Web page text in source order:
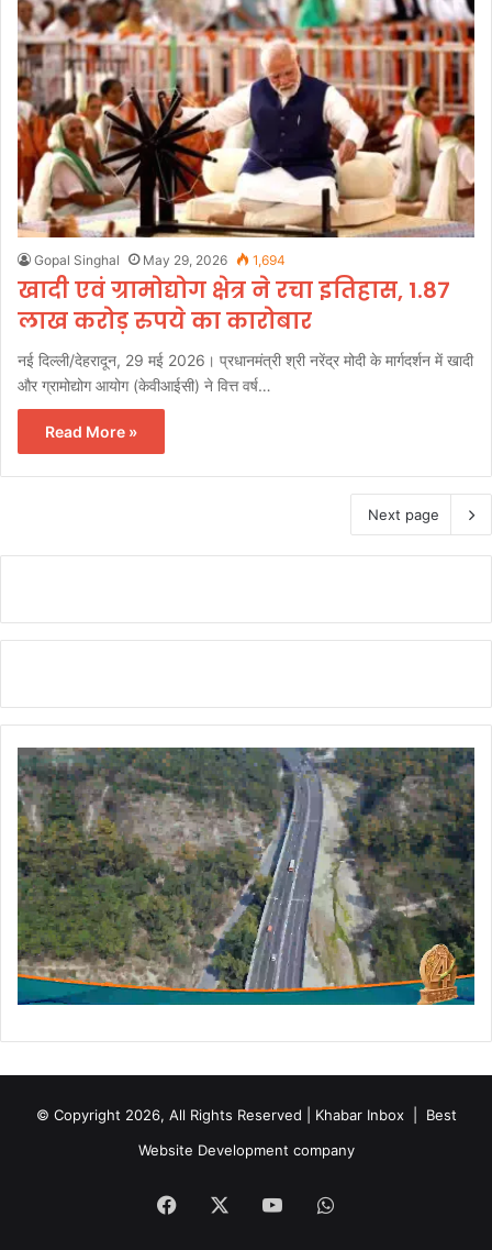
Gopal Singhal May 29, 2026 1,694
खादी एवं ग्रामोद्योग क्षेत्र ने रचा इतिहास, 1.87
लाख करोड़ रुपये का कारोबार
नई दिल्ली/देहरादून, 29 मई 2026। प्रधानमंत्री श्री नरेंद्र मोदी के मार्गदर्शन में खादी
और ग्रामोद्योग आयोग (केवीआईसी) ने वित्त वर्ष…
Read More »
Next page
© Copyright 2026, All Rights Reserved | Khabar Inbox | Best
Website Development company
Facebook YouTubeWhatsApp